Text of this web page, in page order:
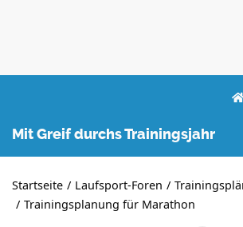
Mit Greif durchs Trainingsjahr
Startseite Laufsport-Foren
Trainingsplanung für Marathon